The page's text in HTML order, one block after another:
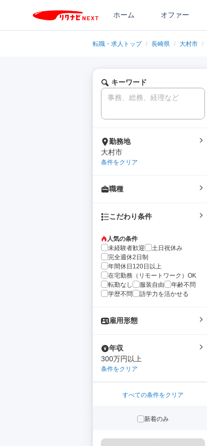
ホーム オファー
転職・求人トップ / 長崎県 / 大村市 /
キーワード
勤務地
大村市
条件をクリア
職種
こだわり条件
人気の条件
未経験者歓迎
土日祝休み
完全週休2日制
年間休日120日以上
在宅勤務（リモートワーク）OK
転勤なし
服装自由
年齢不問
学歴不問
語学力を活かせる
雇用形態
年収
300万円以上
条件をクリア
すべての条件をクリア
新着のみ